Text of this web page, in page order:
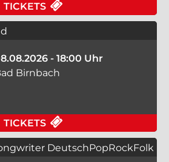
TICKETS
- 18:00 Uhr
Birnbach
TICKETS
DeutschPopRockFolk